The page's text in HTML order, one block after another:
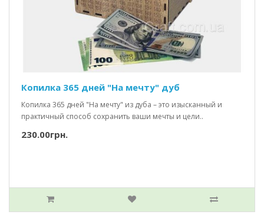
Копилка 365 дней "На мечту" дуб
Копилка 365 дней "На мечту" из дуба – это изысканный и
практичный способ сохранить ваши мечты и цели..
230.00грн.